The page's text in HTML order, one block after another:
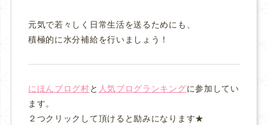
元気で若々しく日常生活を送るためにも、
積極的に水分補給を行いましょう！
にほんブログ村と 人気ブログランキングに参加してい
ます。
２つクリックして頂けると励みになります★